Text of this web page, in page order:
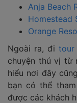
Anja Beach
Homestead
Orange
Ngoài ra, đitour
chuyện thú vị từ
hiểu nơi đây
bạn có thể
được các khách